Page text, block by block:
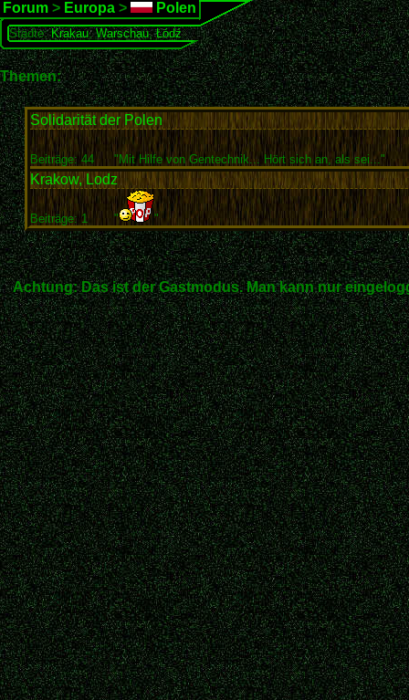
Forum > Europa > Polen
Städte:Krakau,Warschau,Łódź
Themen:
Solidarität der Polen
Beiträge: 44 "Mit Hilfe von Gentechnik... Hört sich an, als sei..."
Krakow, Lodz
Beiträge: 1 " "
Achtung: Das ist der Gastmodus. Man kann nur